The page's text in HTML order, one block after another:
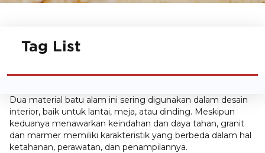
Tag List
Dua material batu alam ini sering digunakan dalam desain
interior, baik untuk lantai, meja, atau dinding. Meskipun
keduanya menawarkan keindahan dan daya tahan, granit
dan marmer memiliki karakteristik yang berbeda dalam hal
ketahanan, perawatan, dan penampilannya.